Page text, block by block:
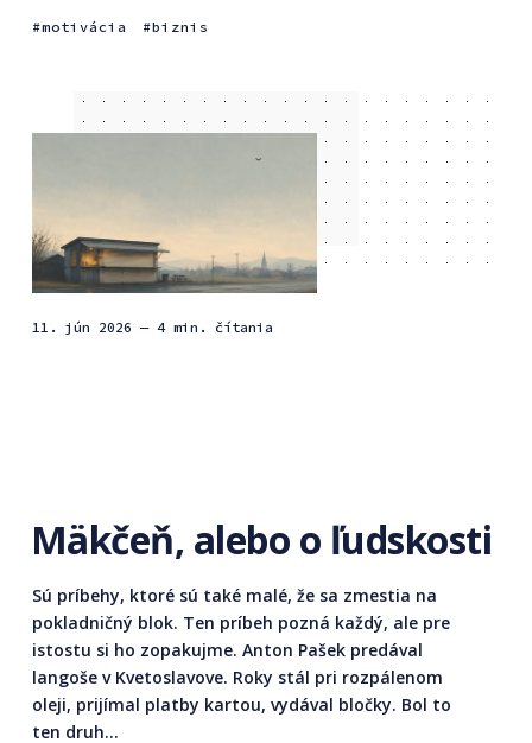
motivácia biznis
11. jún 2026 — 4 min. čítania
Mäkčeň, alebo o ľudskosti
Sú príbehy, ktoré sú také malé, že sa zmestia na
pokladničný blok. Ten príbeh pozná každý, ale pre
istostu si ho zopakujme. Anton Pašek predával
langoše v Kvetoslavove. Roky stál pri rozpálenom
oleji, prijímal platby kartou, vydával bločky. Bol to
ten druh...